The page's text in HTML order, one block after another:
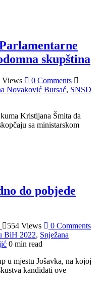
skupština
Views
0 Comments
Novaković Bursać, SNSD
Kristijana Šmita da
sa ministarskom
do pobjede
554 Views
0 Comments
BiH 2022, Snježana
0 min read
u mjestu Jošavka, na kojoj
kandidati ove